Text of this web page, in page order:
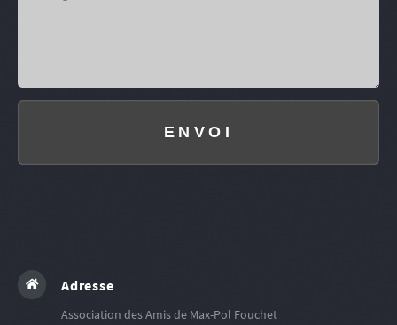
ENVOI
Adresse
Association des Amis de Max-Pol Fouchet